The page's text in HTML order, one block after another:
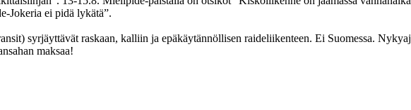
Jokeria ei pidä lykätä”.
syrjäyttävät raskaan, kalliin ja epäkäytännöllisen raideliikenteen. Ei Suomessa.
maksaa!